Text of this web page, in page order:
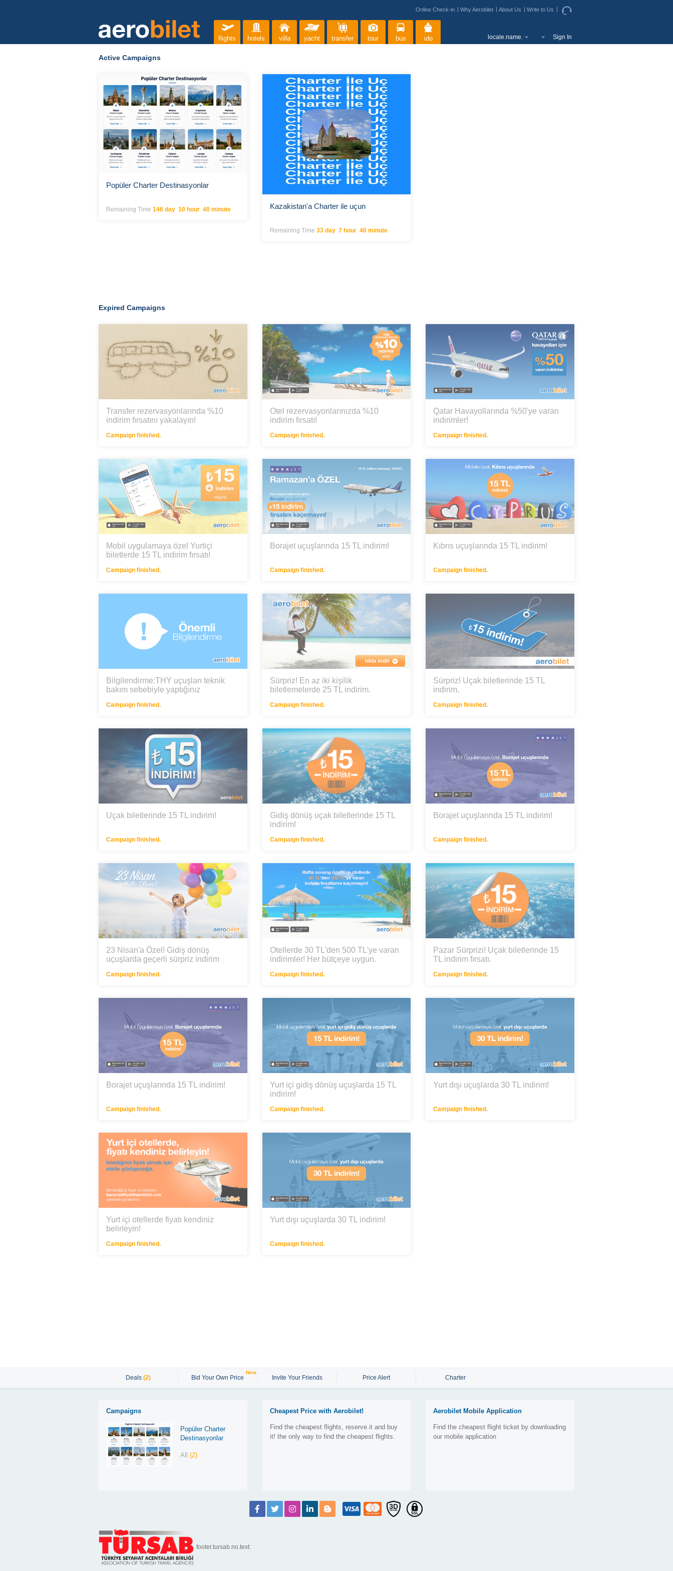
Online Check-in Why Aerobilet About Us Write to Us
flights hotels villa yacht transfer tour bus ido locale.name. Sign In
Active Campaigns
Popüler Charter Destinasyonlar
Remaining Time 146 day 10 hour 40 minute Kazakistan'a Charter ile uçun
Remaining Time 33 day 7 hour 40 minute
Expired Campaigns
Transfer rezervasyonlarında %10
indirim fırsatını yakalayın!
Campaign finished.
Otel rezervasyonlarınızda %10
indirim fırsatı!
Campaign finished.
Qatar Havayollarında %50'ye varan
indirimler!
Campaign finished.
Mobil uygulamaya özel Yurtiçi
biletlerde 15 TL indirim fırsatı!
Campaign finished.
Borajet uçuşlarında 15 TL indirim!
Campaign finished.
Kıbrıs uçuşlarında 15 TL indirim!
Campaign finished.
Bilgilendirme:THY uçuşları teknik
bakım sebebiyle yaptığınız
Campaign finished.
Sürpriz! En az iki kişilik
biletlemelerde 25 TL indirim.
Campaign finished.
Sürpriz! Uçak biletlerinde 15 TL
indirim.
Campaign finished.
Uçak biletlerinde 15 TL indirim!
Campaign finished.
Gidiş dönüş uçak biletlerinde 15 TL
indirim!
Campaign finished.
Borajet uçuşlarında 15 TL indirim!
Campaign finished.
23 Nisan'a Özel! Gidiş dönüş
uçuşlarda geçerli sürpriz indirim
Campaign finished.
Otellerde 30 TL'den 500 TL'ye varan
indirimler! Her bütçeye uygun.
Campaign finished.
Pazar Sürprizi! Uçak biletlerinde 15
TL indirim fırsatı.
Campaign finished.
Borajet uçuşlarında 15 TL indirim!
Campaign finished.
Yurt içi gidiş dönüş uçuşlarda 15 TL
indirim!
Campaign finished.
Yurt dışı uçuşlarda 30 TL indirim!
Campaign finished.
Yurt içi otellerde fiyatı kendiniz
belirleyin!
Campaign finished.
Yurt dışı uçuşlarda 30 TL indirim!
Campaign finished.
Deals(2) Bid Your Own Price
New
Invite Your Friends Price Alert Charter
Campaigns
Popüler Charter
Destinasyonlar
All(2)
Cheapest Price with Aerobilet!
Find the cheapest flights, reserve it and buy
it! the only way to find the cheapest flights.
Aerobilet Mobile Application
Find the cheapest flight ticket by downloading
our mobile application
footer.tursab.no.text: